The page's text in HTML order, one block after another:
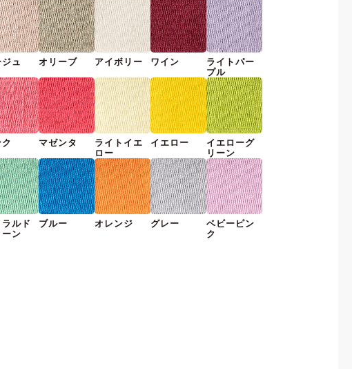
ュ オリーブ アイボリー ワイン
ライトパー
プル
ク マゼンタ
ライトイエ
ロー
イエロー
イエローグ
リーン
ラルド
ーン
ブルー オレンジ グレー
ベビーピン
ク